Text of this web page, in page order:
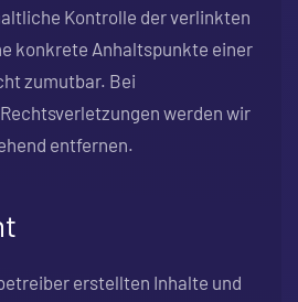
Kontrolle der verlinkten
konkrete Anhaltspunkte einer
zumutbar. Bei
werden wir
entfernen.
erstellten Inhalte und